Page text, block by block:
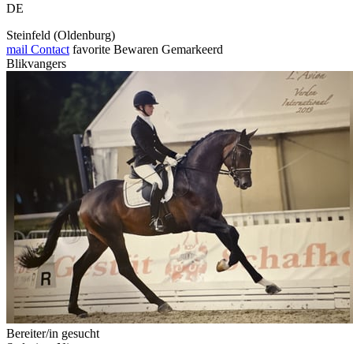
DE
Steinfeld (Oldenburg)
mail Contact favorite Bewaren Gemarkeerd
Blikvangers
Bereiter/in gesucht